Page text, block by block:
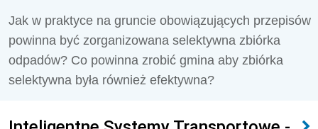
Jak w praktyce na gruncie obowiązujących przepisów
powinna być zorganizowana selektywna zbiórka
odpadów? Co powinna zrobić gmina aby zbiórka
selektywna była również efektywna?